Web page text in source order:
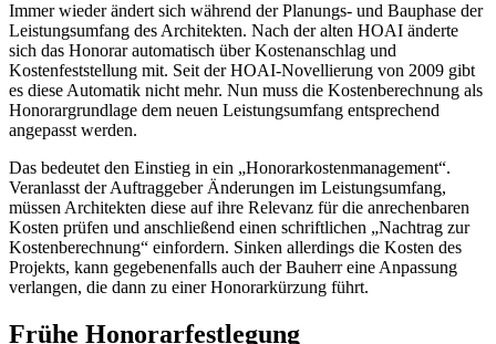
Immer wieder ändert sich während der Planungs- und Bauphase der
Leistungsumfang des Architekten. Nach der alten HOAI änderte
sich das Honorar automatisch über Kostenanschlag und
Kostenfeststellung mit. Seit der HOAI-Novellierung von 2009 gibt
es diese Automatik nicht mehr. Nun muss die Kostenberechnung als
Honorargrundlage dem neuen Leistungsumfang entsprechend
angepasst werden.
Das bedeutet den Einstieg in ein „Honorarkostenmanagement“.
Veranlasst der Auftraggeber ­Änderungen im Leistungsumfang,
müssen Architekten diese auf ihre Relevanz für die anrechenbaren
Kosten prüfen und anschließend einen schriftlichen „Nachtrag zur
Kostenberechnung“ einfordern. Sinken allerdings die Kosten des
Projekts, kann gegebenenfalls auch der Bauherr eine Anpassung
verlangen, die dann zu einer Honorarkürzung führt.
Frühe Honorarfestlegung